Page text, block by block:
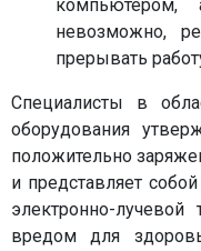
невозможно,
прерывать
Специалисты в
оборудования
положительно
и представляет
электронно-
вредом для